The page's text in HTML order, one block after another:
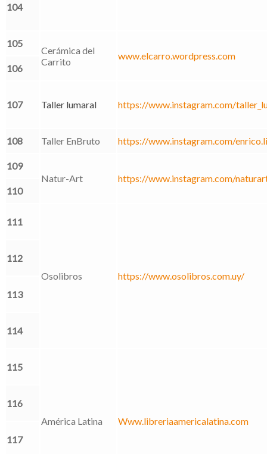
104
105
Cerámica del
Carrito
www.elcarro.wordpress.com
106
107 Taller lumaral https://www.instagram.com/
108 Taller EnBruto https://www.instagram.com/
109
Natur-Art
https://www.instagram.com/
110
111
Osolibros https://www.osolibros.com.uy/
112
113
114
115
América Latina Www.libreriaamericalatina.com
116
117